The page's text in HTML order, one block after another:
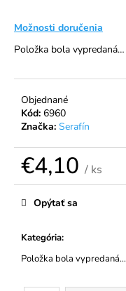
Možnosti doručenia
Položka bola vypredaná…
Objednané
Kód: 6960
Značka: Serafín
€4,10 / ks
Jednotková
cena:
Kategória:
Položka bola vypredaná…
Opýtať sa
j
s
?
HĽADAŤ
d
p